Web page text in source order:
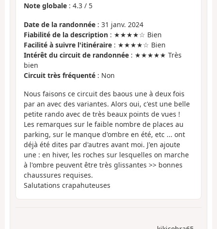
Note globale : 4.3 / 5
Date de la randonnée : 31 janv. 2024
Fiabilité de la description : ★★★★☆ Bien
Facilité à suivre l'itinéraire : ★★★★☆ Bien
Intérêt du circuit de randonnée : ★★★★★ Très
bien
Circuit très fréquenté : Non
Nous faisons ce circuit des baous une à deux fois
par an avec des variantes. Alors oui, c'est une belle
petite rando avec de très beaux points de vues !
Les remarques sur le faible nombre de places au
parking, sur le manque d'ombre en été, etc ... ont
déjà été dites par d'autres avant moi. J'en ajoute
une : en hiver, les roches sur lesquelles on marche
à l'ombre peuvent être très glissantes >> bonnes
chaussures requises.
Salutations crapahuteuses